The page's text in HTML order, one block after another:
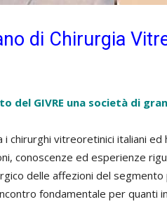
di Chirurgia
GIVRE una società di
chirurghi vitreoretinici italiani ed
conoscenze ed esperienze
delle affezioni del
fondamentale per quanti